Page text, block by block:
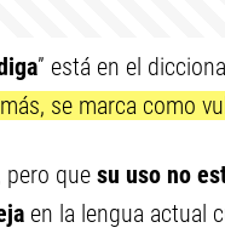
” está en el
se marca como
pero que su uso no
en la lengua actual